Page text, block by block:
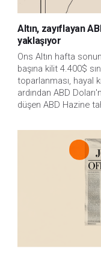
Altın, zayıflayan
yaklaşıyor
Ons Altın hafta
başına kilit 4.400$
toparlanması, hayal
ardından ABD
düşen ABD Hazine